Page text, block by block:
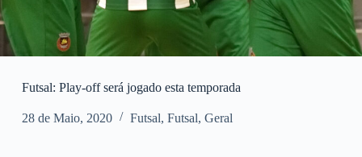
Futsal: Play-off será jogado esta temporada
28 de Maio, 2020 Futsal, Futsal, Geral